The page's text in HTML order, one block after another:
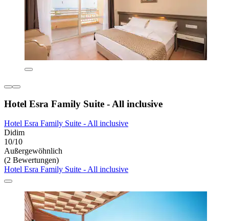
Hotel Esra Family Suite - All inclusive
Hotel Esra Family Suite - All inclusive
Didim
10/10
Außergewöhnlich
(2 Bewertungen)
Hotel Esra Family Suite - All inclusive